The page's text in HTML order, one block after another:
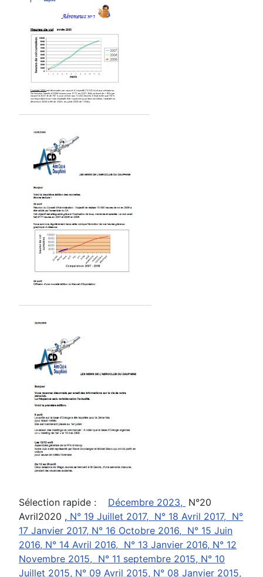
Sélection rapide : Décembre 2023, N°20
Avril2020 , N° 19 Juillet 2017, N° 18 Avril 2017, N°
17 Janvier 2017, N° 16 Octobre 2016, N° 15 Juin
2016, N° 14 Avril 2016, N° 13 Janvier 2016, N° 12
Novembre 2015, N° 11 septembre 2015, N° 10
Juillet 2015, N° 09 Avril 2015, N° 08 Janvier 2015,